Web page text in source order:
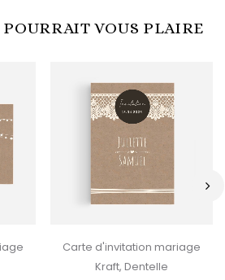
VOUS PLAIRE
Carte d'invitation mariage
Kraft, Dentelle